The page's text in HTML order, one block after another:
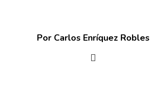
Por Carlos Enríquez Robles